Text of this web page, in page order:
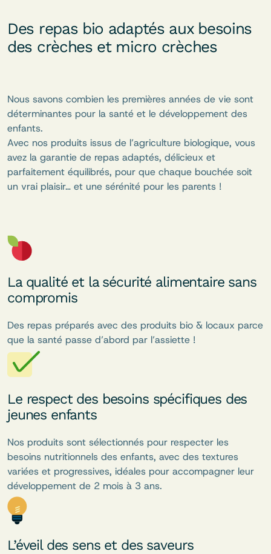
Des repas bio adaptés aux besoins
des crèches et micro crèches
Nous savons combien les premières années de vie sont
déterminantes pour la santé et le développement des
enfants.
Avec nos produits issus de l’agriculture biologique, vous
avez la garantie de repas adaptés, délicieux et
parfaitement équilibrés, pour que chaque bouchée soit
un vrai plaisir… et une sérénité pour les parents !
La qualité et la sécurité alimentaire sans
compromis
Des repas préparés avec des produits bio & locaux parce
que la santé passe d’abord par l’assiette !
Le respect des besoins spécifiques des
jeunes enfants
Nos produits sont sélectionnés pour respecter les
besoins nutritionnels des enfants, avec des textures
variées et progressives, idéales pour accompagner leur
développement de 2 mois à 3 ans.
L’éveil des sens et des saveurs